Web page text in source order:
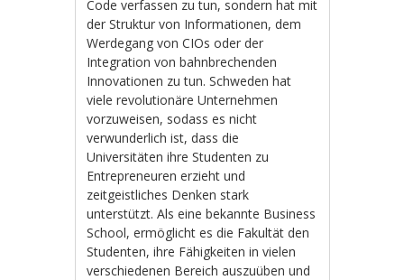
Code verfassen zu tun, sondern hat mit
der Struktur von Informationen, dem
Werdegang von CIOs oder der
Integration von bahnbrechenden
Innovationen zu tun. Schweden hat
viele revolutionäre Unternehmen
vorzuweisen, sodass es nicht
verwunderlich ist, dass die
Universitäten ihre Studenten zu
Entrepreneuren erzieht und
zeitgeistliches Denken stark
unterstützt. Als eine bekannte Business
School, ermöglicht es die Fakultät den
Studenten, ihre Fähigkeiten in vielen
verschiedenen Bereich auszuüben und